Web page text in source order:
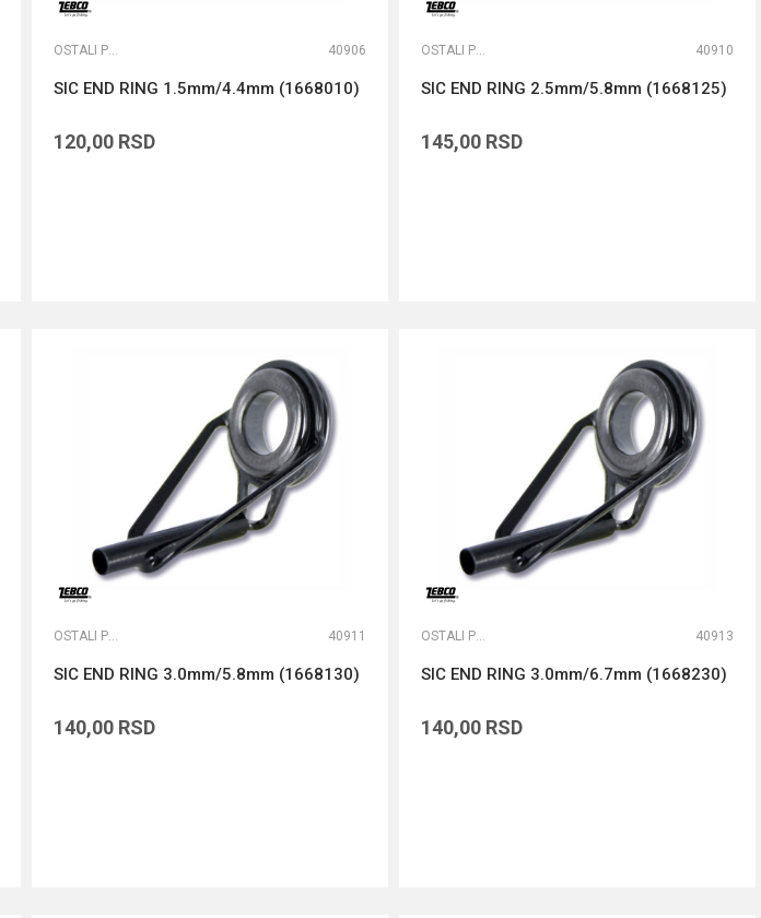
OSTALI PRIBOR 40906
SIC END RING 1.5mm/4.4mm (1668010)
120,00 RSD
OSTALI PRIBOR 40910
SIC END RING 2.5mm/5.8mm (1668125)
145,00 RSD
OSTALI PRIBOR 40911
SIC END RING 3.0mm/5.8mm (1668130)
140,00 RSD
OSTALI PRIBOR 40913
SIC END RING 3.0mm/6.7mm (1668230)
140,00 RSD